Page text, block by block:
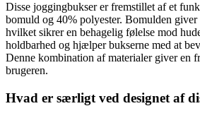
Disse joggingbukser er fremstillet af et
bomuld og 40% polyester. Bomulden giver
hvilket sikrer en behagelig følelse mod
holdbarhed og hjælper bukserne med at
Denne kombination af materialer giver en
brugeren.
Hvad er særligt ved designet af